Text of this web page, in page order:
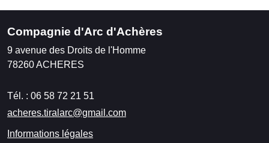
Compagnie d'Arc d'Achères
9 avenue des Droits de l'Homme
78260ACHERES
Tél. : 06 58 72 21 51
acheres.tiralarc@gmail.com
Informations légales